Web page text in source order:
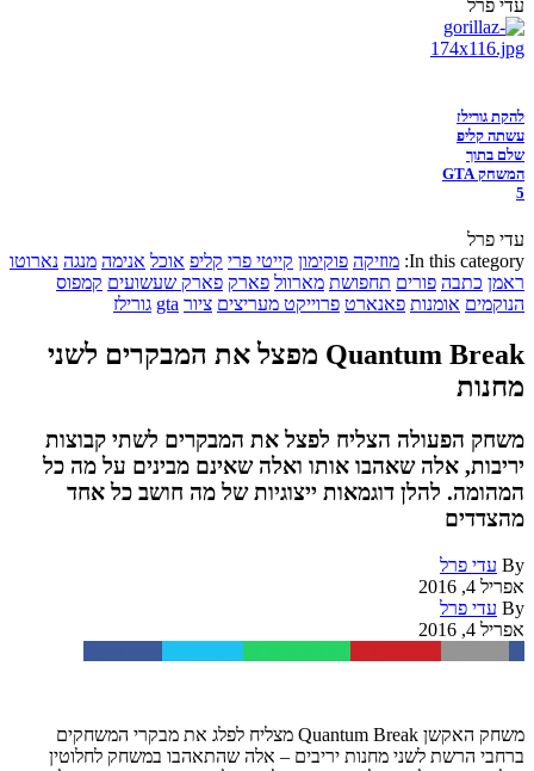
עדי פרל
להקת גורילז
עשתה קליפ
שלם בתוך
המשחק GTA
5
עדי פרל
In this category: מוזיקה פוקימון קייטי פרי קליפ אוכל אנימה מנגה נארוטו
ראמן כתבה פורים תחפושת מארוול פארק פארק שעשועים קמפוס
הנוקמים אומנות פאנארט פרוייקט מעריצים ציור gta גורילז
Quantum Break מפצל את המבקרים לשני
מחנות
משחק הפעולה הצליח לפצל את המבקרים לשתי קבוצות
יריבות, אלה שאהבו אותו ואלה שאינם מבינים על מה כל
המהומה. להלן דוגמאות ייצוגיות של מה חושב כל אחד
מהצדדים
By עדי פרל
אפריל 4, 2016
By עדי פרל
אפריל 4, 2016
משחק האקשן Quantum Break מצליח לפלג את מבקרי המשחקים
ברחבי הרשת לשני מחנות יריבים – אלה שהתאהבו במשחק לחלוטין